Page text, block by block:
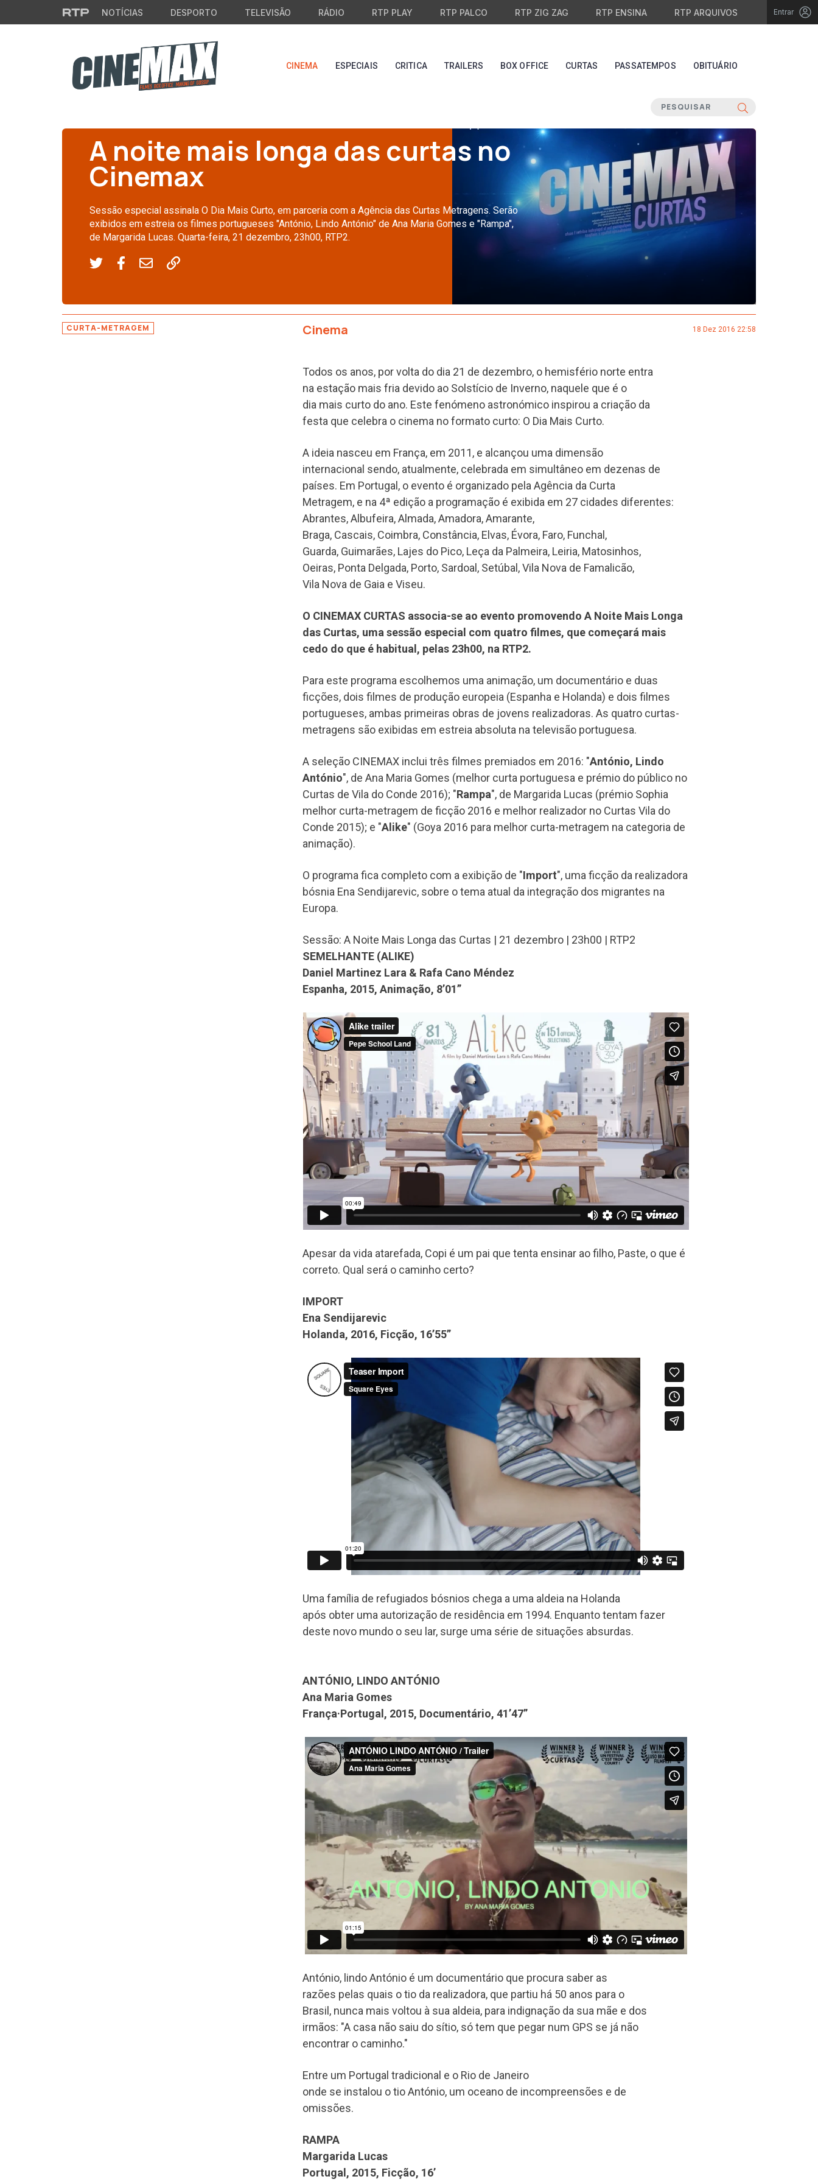
Saltar para o conteúdo principal
NOTÍCIAS DESPORTO TELEVISÃO RÁDIO RTP PLAY RTP PALCO RTP ZIG ZAG RTP ENSINA RTP ARQUIVOS Entrar
CINEMA ESPECIAIS CRITICA TRAILERS BOX OFFICE CURTAS PASSATEMPOS OBITUÁRIO
A noite mais longa das curtas no
Cinemax
Sessão especial assinala O Dia Mais Curto, em parceria com a Agência das Curtas Metragens. Serão
exibidos em estreia os filmes portugueses "António, Lindo António" de Ana Maria Gomes e "Rampa",
de Margarida Lucas. Quarta-feira, 21 dezembro, 23h00, RTP2.
CURTA-METRAGEM Cinema 18 Dez 2016 22:58
Todos os anos, por volta do dia 21 de dezembro, o hemisfério norte entra
na estação mais fria devido ao Solstício de Inverno, naquele que é o
dia mais curto do ano. Este fenómeno astronómico inspirou a criação da
festa que celebra o cinema no formato curto: O Dia Mais Curto.
A ideia nasceu em França, em 2011, e alcançou uma dimensão
internacional sendo, atualmente, celebrada em simultâneo em dezenas de
países. Em Portugal, o evento é organizado pela Agência da Curta
Metragem, e na 4ª edição a programação é exibida em 27 cidades diferentes:
Abrantes, Albufeira, Almada, Amadora, Amarante,
Braga, Cascais, Coimbra, Constância, Elvas, Évora, Faro, Funchal,
Guarda, Guimarães, Lajes do Pico, Leça da Palmeira, Leiria, Matosinhos,
Oeiras, Ponta Delgada, Porto, Sardoal, Setúbal, Vila Nova de Famalicão,
Vila Nova de Gaia e Viseu.
O CINEMAX CURTAS associa-se ao evento promovendo A Noite Mais Longa
das Curtas, uma sessão especial com quatro filmes, que começará mais
cedo do que é habitual, pelas 23h00, na RTP2.
Para este programa escolhemos uma animação, um documentário e duas
ficções, dois filmes de produção europeia (Espanha e Holanda) e dois filmes
portugueses, ambas primeiras obras de jovens realizadoras. As quatro curtas-
metragens são exibidas em estreia absoluta na televisão portuguesa.
A seleção CINEMAX inclui três filmes premiados em 2016: "António, Lindo
António", de Ana Maria Gomes (melhor curta portuguesa e prémio do público no
Curtas de Vila do Conde 2016); "Rampa", de Margarida Lucas (prémio Sophia
melhor curta-metragem de ficção 2016 e melhor realizador no Curtas Vila do
Conde 2015); e "Alike" (Goya 2016 para melhor curta-metragem na categoria de
animação).
O programa fica completo com a exibição de "Import", uma ficção da realizadora
bósnia Ena Sendijarevic, sobre o tema atual da integração dos migrantes na
Europa.
Sessão: A Noite Mais Longa das Curtas | 21 dezembro | 23h00 | RTP2
SEMELHANTE (ALIKE)
Daniel Martinez Lara & Rafa Cano Méndez
Espanha, 2015, Animação, 8’01”
Apesar da vida atarefada, Copi é um pai que tenta ensinar ao filho, Paste, o que é
correto. Qual será o caminho certo?
IMPORT
Ena Sendijarevic
Holanda, 2016, Ficção, 16’55”
Uma família de refugiados bósnios chega a uma aldeia na Holanda
após obter uma autorização de residência em 1994. Enquanto tentam fazer
deste novo mundo o seu lar, surge uma série de situações absurdas.
ANTÓNIO, LINDO ANTÓNIO
Ana Maria Gomes
França·Portugal, 2015, Documentário, 41’47”
António, lindo António é um documentário que procura saber as
razões pelas quais o tio da realizadora, que partiu há 50 anos para o
Brasil, nunca mais voltou à sua aldeia, para indignação da sua mãe e dos
irmãos: "A casa não saiu do sítio, só tem que pegar num GPS se já não
encontrar o caminho."
Entre um Portugal tradicional e o Rio de Janeiro
onde se instalou o tio António, um oceano de incompreensões e de
omissões.
RAMPA
Margarida Lucas
Portugal, 2015, Ficção, 16’